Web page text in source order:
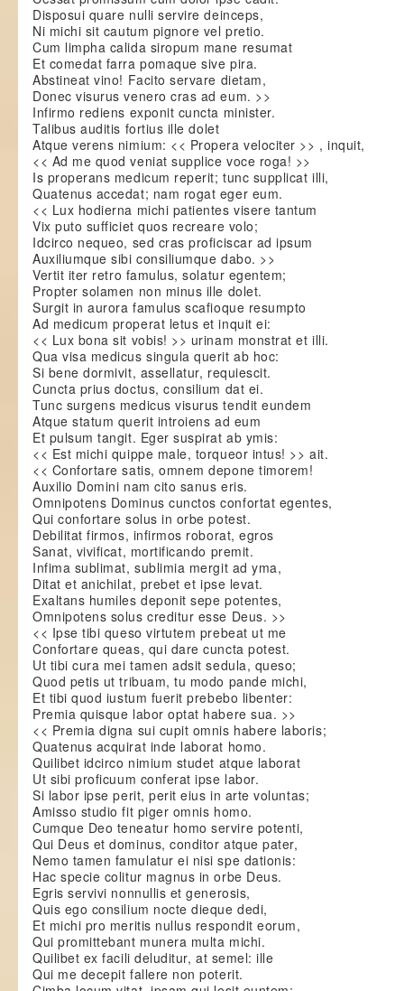
Disposui quare nulli servire deinceps,
Ni michi sit cautum pignore vel pretio.
Cum limpha calida siropum mane resumat
Et comedat farra pomaque sive pira.
Abstineat vino! Facito servare dietam,
Donec visurus venero cras ad eum. >>
Infirmo rediens exponit cuncta minister.
Talibus auditis fortius ille dolet
Atque verens nimium: << Propera velociter >> , inquit,
<< Ad me quod veniat supplice voce roga! >>
Is properans medicum reperit; tunc supplicat illi,
Quatenus accedat; nam rogat eger eum.
<< Lux hodierna michi patientes visere tantum
Vix puto sufficiet quos recreare volo;
Idcirco nequeo, sed cras proficiscar ad ipsum
Auxiliumque sibi consiliumque dabo. >>
Vertit iter retro famulus, solatur egentem;
Propter solamen non minus ille dolet.
Surgit in aurora famulus scafioque resumpto
Ad medicum properat letus et inquit ei:
<< Lux bona sit vobis! >> urinam monstrat et illi.
Qua visa medicus singula querit ab hoc:
Si bene dormivit, assellatur, requiescit.
Cuncta prius doctus, consilium dat ei.
Tunc surgens medicus visurus tendit eundem
Atque statum querit introiens ad eum
Et pulsum tangit. Eger suspirat ab ymis:
<< Est michi quippe male, torqueor intus! >> ait.
<< Confortare satis, omnem depone timorem!
Auxilio Domini nam cito sanus eris.
Omnipotens Dominus cunctos confortat egentes,
Qui confortare solus in orbe potest.
Debilitat firmos, infirmos roborat, egros
Sanat, vivificat, mortificando premit.
Infima sublimat, sublimia mergit ad yma,
Ditat et anichilat, prebet et ipse levat.
Exaltans humiles deponit sepe potentes,
Omnipotens solus creditur esse Deus. >>
<< Ipse tibi queso virtutem prebeat ut me
Confortare queas, qui dare cuncta potest.
Ut tibi cura mei tamen adsit sedula, queso;
Quod petis ut tribuam, tu modo pande michi,
Et tibi quod iustum fuerit prebebo libenter:
Premia quisque labor optat habere sua. >>
<< Premia digna sui cupit omnis habere laboris;
Quatenus acquirat inde laborat homo.
Quilibet idcirco nimium studet atque laborat
Ut sibi proficuum conferat ipse labor.
Si labor ipse perit, perit eius in arte voluntas;
Amisso studio fit piger omnis homo.
Cumque Deo teneatur homo servire potenti,
Qui Deus et dominus, conditor atque pater,
Nemo tamen famulatur ei nisi spe dationis:
Hac specie colitur magnus in orbe Deus.
Egris servivi nonnullis et generosis,
Quis ego consilium nocte dieque dedi,
Et michi pro meritis nullus respondit eorum,
Qui promittebant munera multa michi.
Quilibet ex facili deluditur, at semel: ille
Qui me decepit fallere non poterit.